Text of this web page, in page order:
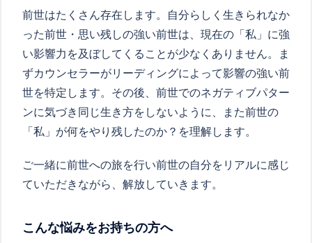
前世はたくさん存在します。自分らしく生きられなか
った前世・思い残しの強い前世は、現在の「私」に強
い影響力を及ぼしてくることが少なくありません。ま
ずカウンセラーがリーディングによって影響の強い前
世を特定します。その後、前世でのネガティブパター
ンに気づき同じ生き方をしないように、また前世の
「私」が何をやり残したのか？を理解します。
ご一緒に前世への旅を行い前世の自分をリアルに感じ
ていただきながら、解放していきます。
こんな悩みをお持ちの方へ